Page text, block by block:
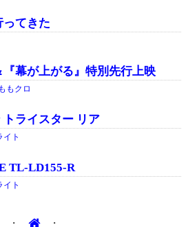
てきた
幕が上がる』特別先行上映
ももクロ
ライスター リア
イト
TL-LD155-R
イト
・ ・